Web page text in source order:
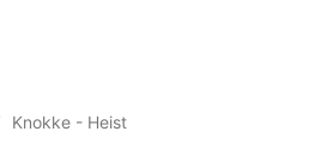
Knokke - Heist